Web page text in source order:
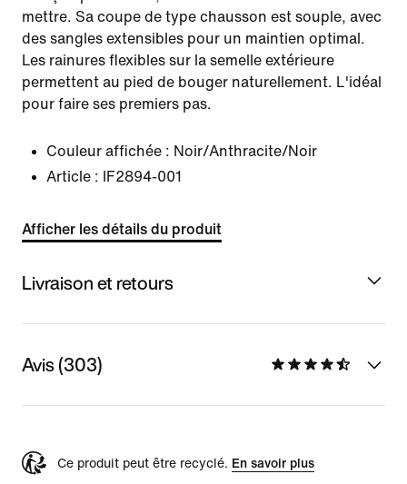
mettre. Sa coupe de type chausson est souple, avec
des sangles extensibles pour un maintien optimal.
Les rainures flexibles sur la semelle extérieure
permettent au pied de bouger naturellement. L'idéal
pour faire ses premiers pas.
Couleur affichée : Noir/Anthracite/Noir
Article :
IF2894-001
Afficher les détails du produit
Livraison et retours
Avis (303)
Ce produit peut être recyclé. En savoir plus